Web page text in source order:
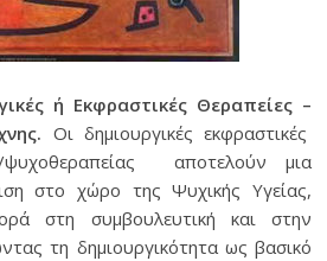
ή Εκφραστικές Θεραπείες –
Οι δημιουργικές εκφραστικές
αποτελούν μια
στο χώρο της Ψυχικής Υγείας,
στη συμβουλευτική και στην
τη δημιουργικότητα ως βασικό